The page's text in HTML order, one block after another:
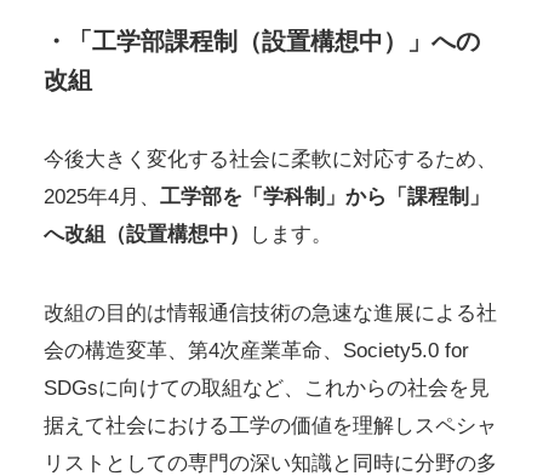
・「工学部課程制（設置構想中）」への
改組
今後大きく変化する社会に柔軟に対応するため、
2025年4月、 工学部を「学科制」から「課程制」
へ改組（設置構想中）
します。
改組の目的は情報通信技術の急速な進展による社
会の構造変革、第4次産業革命、Society5.0 for
SDGsに向けての取組など、これからの社会を見
据えて社会における工学の価値を理解しスペシャ
リストとしての専門の深い知識と同時に分野の多